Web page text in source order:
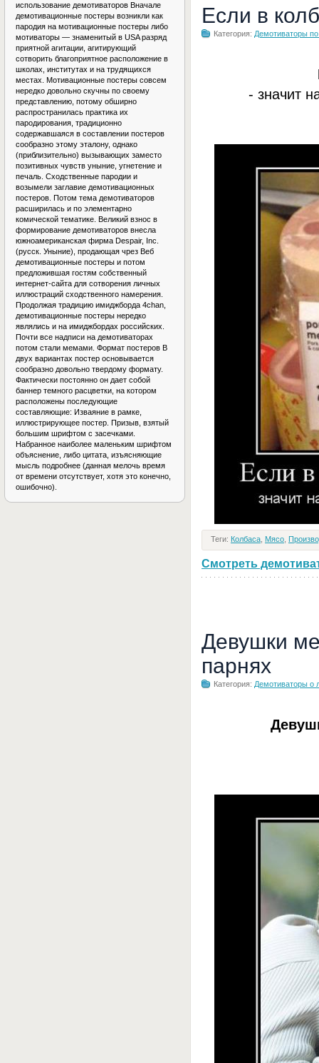
Если в
Категория: Демотиваторы
- значит
Теги: Колбаса Мясо
Смотреть
Девушки
парнях
Категория: Демотиваторы о
использование демотиваторов Вначале
демотивационные постеры возникли как
пародия на мотивационные постеры либо
мотиваторы — знаменитый в USA разряд
приятной агитации, агитирующий
сотворить благоприятное расположение в
школах, институтах и на трудящихся
местах. Мотивационные постеры совсем
нередко довольно скучны по своему
представлению, потому обширно
распространилась практика их
пародирования, традиционно
содержавшаяся в составлении постеров
сообразно этому эталону, однако
(приблизительно) вызывающих заместо
позитивных чувств уныние, угнетение и
печаль. Сходственные пародии и
возымели заглавие демотивационных
постеров. Потом тема демотиваторов
расширилась и по элементарно
комической тематике. Великий взнос в
формирование демотиваторов внесла
южноамериканская фирма Despair, Inc.
(русск. Уныние), продающая чрез Веб
демотивационные постеры и потом
предложившая гостям собственный
интернет-сайта для сотворения личных
иллюстраций сходственного намерения.
Продолжая традицию имиджборда 4chan,
демотивационные постеры нередко
являлись и на имиджбордах российских.
Почти все надписи на демотиваторах
потом стали мемами. Формат постеров В
двух вариантах постер основывается
сообразно довольно твердому формату.
Фактически постоянно он дает собой
баннер темного расцветки, на котором
расположены последующие
составляющие: Изваяние в рамке,
иллюстрирующее постер. Призыв, взятый
большим шрифтом с засечками.
Набранное наиболее маленьким шрифтом
объяснение, либо цитата, изъясняющие
мысль подробнее (данная мелочь время
от времени отсутствует, хотя это конечно,
ошибочно).